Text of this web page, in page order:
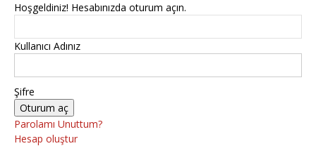
Hoşgeldiniz! Hesabınızda oturum açın.
Kullanıcı Adınız
Şifre
Parolamı Unuttum?
Hesap oluştur